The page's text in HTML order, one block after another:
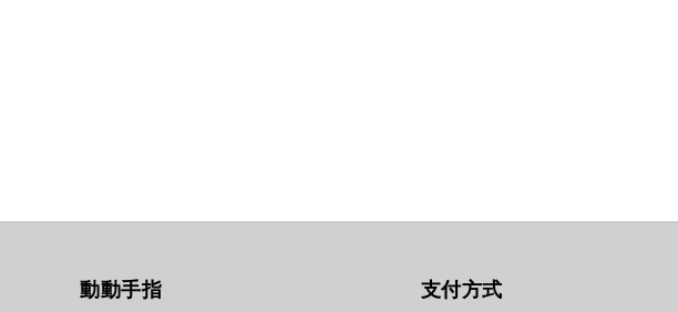
動動手指 支付方式